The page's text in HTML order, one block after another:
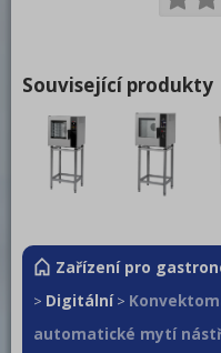
Související produkty
Zařízení pro
> Digitální>
automatické mytí